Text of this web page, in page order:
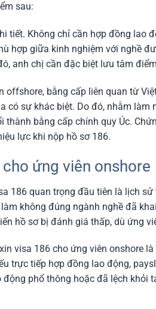
sau:
tiết. Không chỉ cần hợp đồng lao
hợp giữa kinh nghiệm với nghề
anh chị cần đặc biệt lưu tâm
offshore, bằng cấp liên quan từ
có sự khác biệt. Do đó, nhằm
bằng cấp chính quy Úc.
lực khi nộp hồ sơ 186.
ứng viên onshore
186 quan trọng đầu tiên là lịch
không đúng ngành nghề đã
hồ sơ bị đánh giá thấp, dù ứng
visa 186 cho ứng viên onshore
trực tiếp hợp đồng lao động,
phổ thông hoặc đã lệch khỏi